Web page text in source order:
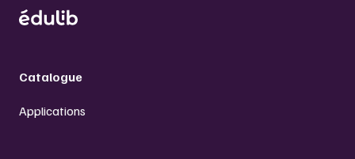
Catalogue
Applications